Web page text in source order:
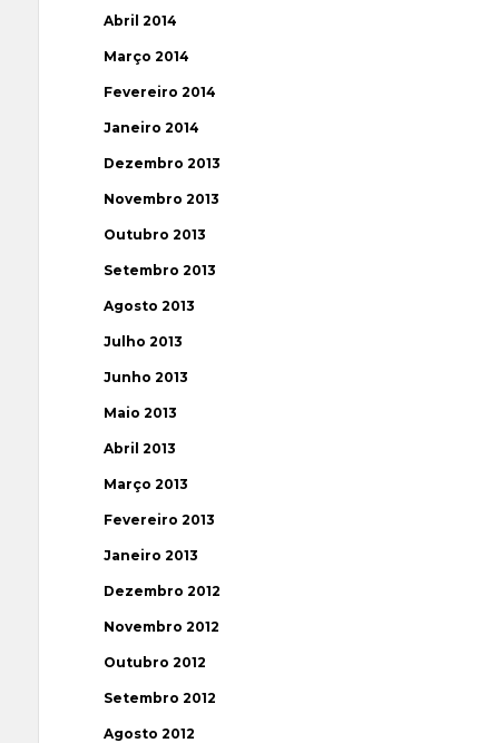
Abril 2014
Março 2014
Fevereiro 2014
Janeiro 2014
Dezembro 2013
Novembro 2013
Outubro 2013
Setembro 2013
Agosto 2013
Julho 2013
Junho 2013
Maio 2013
Abril 2013
Março 2013
Fevereiro 2013
Janeiro 2013
Dezembro 2012
Novembro 2012
Outubro 2012
Setembro 2012
Agosto 2012